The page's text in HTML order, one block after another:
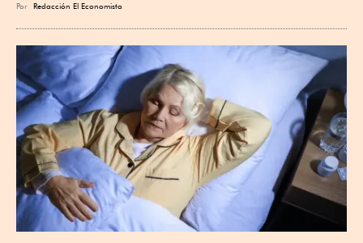
Por Redacción El Economista